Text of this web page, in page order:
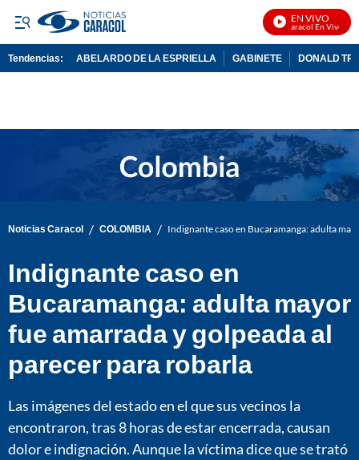
EN VIVO
Noticias Caracol En Vivo
Tendencias: ABELARDO DE LA ESPRIELLA GABINETE DONALD
Noticias Caracol / COLOMBIA / Indignante caso en Bucaramanga: adulta
Indignante caso en
Bucaramanga: adulta mayor
fue amarrada y golpeada al
parecer para robarla
Las imágenes del estado en el que sus vecinos la
encontraron, tras 8 horas de estar encerrada, causan
dolor e indignación. Aunque la víctima dice que se trató